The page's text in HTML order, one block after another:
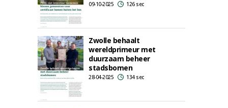
09-10-2025 126 sec
Zwolle behaalt
wereldprimeur met
duurzaam beheer
stadsbomen
28-04-2025 134 sec